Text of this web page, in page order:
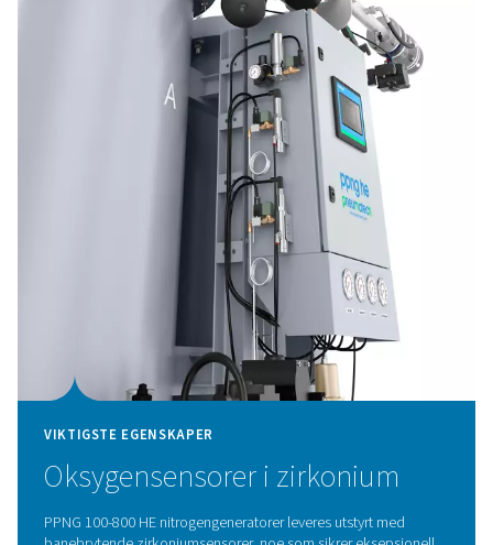
VIKTIGSTE EGENSKAPER
Innovativ PSA-syklus og
høyeffektivt CMS
karbonmolekylsiler (CMS) av høy kvalitet, leverer
effektivitet, noe som reduserer energikostnadene
samtidig som utslippene holdes lave.